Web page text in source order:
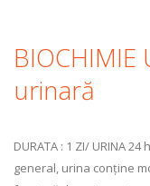
BIOCHIMIE
urinară
DURATA : 1 ZI/ URINA
general, urina conține